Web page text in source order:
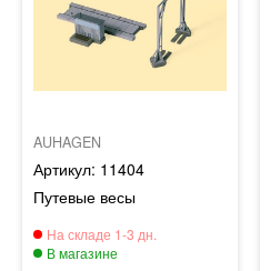
AUHAGEN
11404
Путевые весы